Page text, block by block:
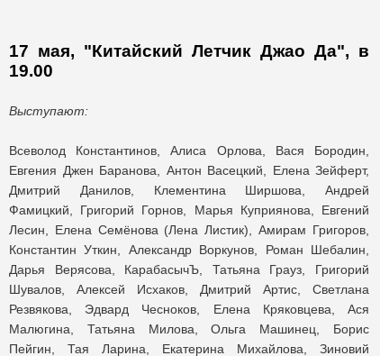
17 мая, "Китайский Летчик Джао Да", в
19.00
Выступают:
Всеволод Константинов, Алиса Орлова, Вася Бородин,
Евгения Джен Баранова, Антон Васецкий, Елена Зейферт,
Дмитрий Данилов, Клементина Ширшова, Андрей
Фамицкий, Григорий Горнов, Марья Куприянова, Евгений
Лесин, Елена Семёнова (Лена Листик), Амирам Григоров,
Константин Уткин, Александр Воркунов, Роман Шебалин,
Дарья Верясова, КарабасычЪ, Татьяна Грауз, Григорий
Шувалов, Алексей Исхаков, Дмитрий Артис, Светлана
Резвякова, Эдвард Чесноков, Елена Кряковцева, Ася
Малюгина, Татьяна Милова, Ольга Машинец, Борис
Пейгин, Тая Ларина, Екатерина Михайлова, Зиновий